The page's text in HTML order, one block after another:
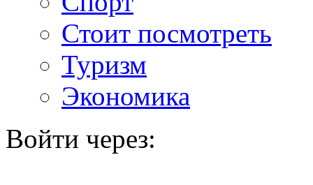
Стоит посмотреть
Туризм
Экономика
Войти через: